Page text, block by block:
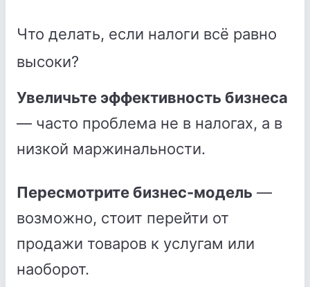
Что делать, если налоги всё равно
высоки?
Увеличьте эффективность бизнеса
— часто проблема не в налогах, а в
низкой маржинальности.
Пересмотрите бизнес-модель —
возможно, стоит перейти от
продажи товаров к услугам или
наоборот.